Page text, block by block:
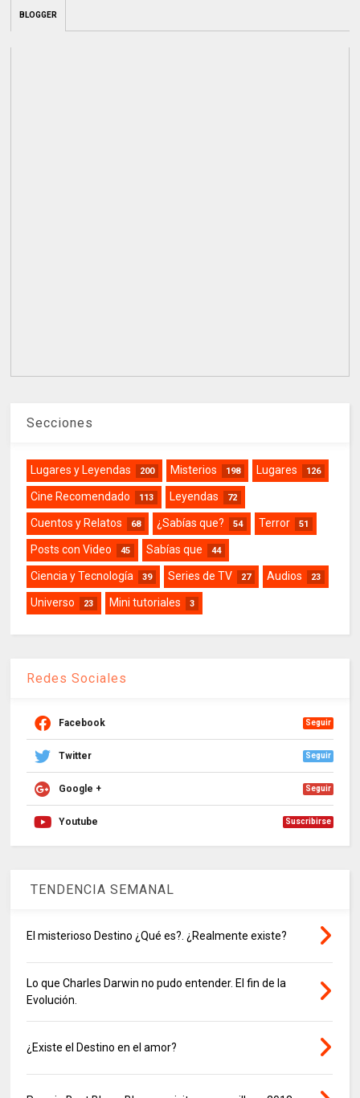
BLOGGER
Secciones
Lugares y Leyendas 200 Misterios 198 Lugares 126
Cine Recomendado 113 Leyendas 72
Cuentos y Relatos 68 ¿Sabías que? 54 Terror 51
Posts con Video 45 Sabías que 44
Ciencia y Tecnología 39 Series de TV 27 Audios 23
Universo 23 Mini tutoriales 3
Redes Sociales
Facebook Seguir
Twitter Seguir
Google + Seguir
Youtube Suscribirse
TENDENCIA SEMANAL
El misterioso Destino ¿Qué es?. ¿Realmente existe?
Lo que Charles Darwin no pudo entender. El fin de la
Evolución.
¿Existe el Destino en el amor?